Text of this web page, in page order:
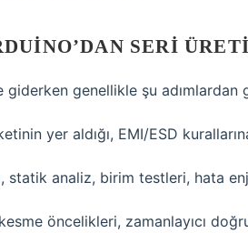
SERI
genellikle şu adımlardan
yer aldığı, EMI/ESD
statik analiz, birim testleri, hata
öncelikleri, zamanlayıcı